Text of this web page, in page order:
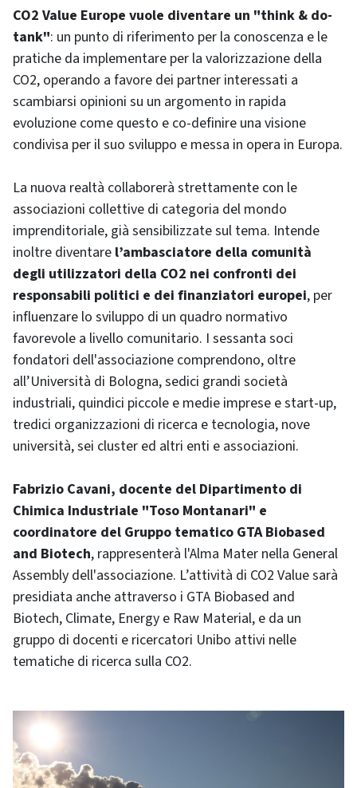
CO2 Value Europe vuole diventare un "think & do-
tank": un punto di riferimento per la conoscenza e le
pratiche da implementare per la valorizzazione della
CO2, operando a favore dei partner interessati a
scambiarsi opinioni su un argomento in rapida
evoluzione come questo e co-definire una visione
condivisa per il suo sviluppo e messa in opera in Europa.
La nuova realtà collaborerà strettamente con le
associazioni collettive di categoria del mondo
imprenditoriale, già sensibilizzate sul tema. Intende
inoltre diventare l’ambasciatore della comunità
degli utilizzatori della CO2 nei confronti dei
responsabili politici e dei finanziatori europei, per
influenzare lo sviluppo di un quadro normativo
favorevole a livello comunitario. I sessanta soci
fondatori dell'associazione comprendono, oltre
all’Università di Bologna, sedici grandi società
industriali, quindici piccole e medie imprese e start-up,
tredici organizzazioni di ricerca e tecnologia, nove
università, sei cluster ed altri enti e associazioni.
Fabrizio Cavani, docente del Dipartimento di
Chimica Industriale "Toso Montanari" e
coordinatore del Gruppo tematico GTA Biobased
and Biotech, rappresenterà l'Alma Mater nella General
Assembly dell'associazione. L’attività di CO2 Value sarà
presidiata anche attraverso i GTA Biobased and
Biotech, Climate, Energy e Raw Material, e da un
gruppo di docenti e ricercatori Unibo attivi nelle
tematiche di ricerca sulla CO2.